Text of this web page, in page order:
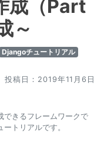
成（Part
～
Djangoチュートリアル
投稿日：2019年11月6日
できるフレームワークで
トリアルです。